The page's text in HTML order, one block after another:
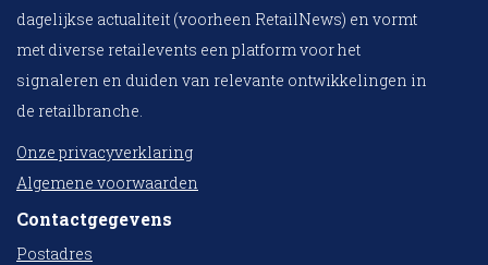
dagelijkse actualiteit (voorheen RetailNews) en vormt
met diverse retailevents een platform voor het
signaleren en duiden van relevante ontwikkelingen in
de retailbranche.
Onze privacyverklaring
Algemene voorwaarden
Contactgegevens
Postadres